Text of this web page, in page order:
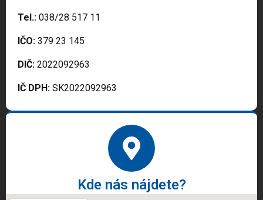
Tel.: 038/28 517 11
IČO: 379 23 145
DIČ: 2022092963
IČ DPH: SK2022092963
Kde nás nájdete?